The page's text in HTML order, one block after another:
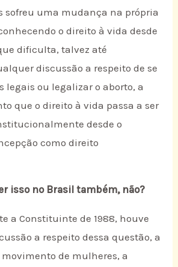
sofreu uma mudança na própria
o direito à vida desde
dificulta, talvez até
discussão a respeito de se
legais ou legalizar o aborto, a
que o direito à vida passa a ser
desde o
como direito
isso no Brasil também, não?
a Constituinte de 1988, houve
a respeito dessa questão, a
de mulheres, a